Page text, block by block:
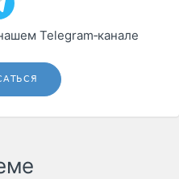
Telegram‑канале